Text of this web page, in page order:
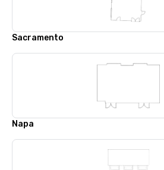
Sacramento
Napa